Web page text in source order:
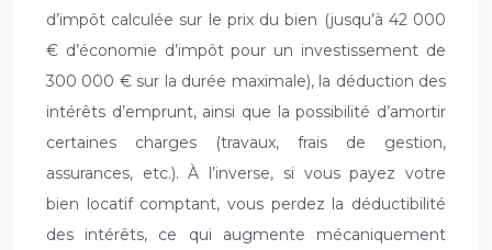
d’impôt calculée sur le prix du bien (jusqu’à 42 000
€ d’économie d’impôt pour un investissement de
300 000 € sur la durée maximale), la déduction des
intérêts d’emprunt, ainsi que la possibilité d’amortir
certaines charges (travaux, frais de gestion,
assurances, etc.). À l’inverse, si vous payez votre
bien locatif comptant, vous perdez la déductibilité
des intérêts, ce qui augmente mécaniquement